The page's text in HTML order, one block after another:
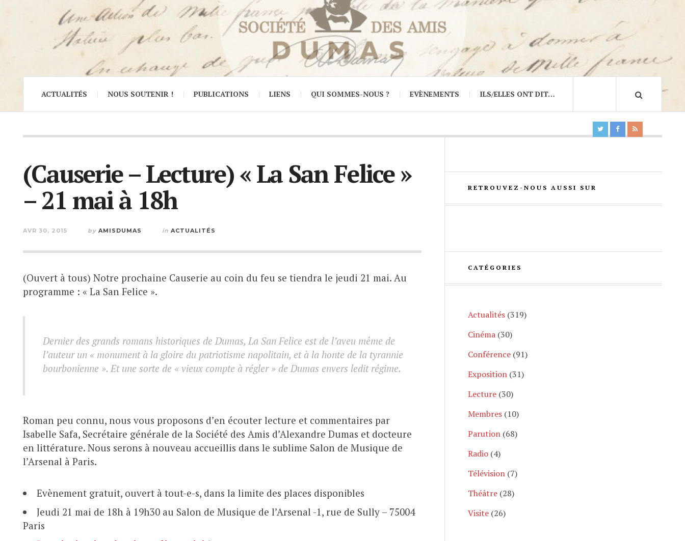
ACTUALITÉS NOUS SOUTENIR ! PUBLICATIONS LIENS QUI SOMMES-NOUS ? EVÈNEMENTS ILS/ELLES ONT DIT…
(Causerie – Lecture) « La San Felice »
– 21 mai à 18h
AVR 30, 2015 by AMISDUMAS in ACTUALITÉS
(Ouvert à tous) Notre prochaine Causerie au coin du feu se tiendra le jeudi 21 mai. Au
programme : « La San Felice ».
Dernier des grands romans historiques de Dumas, La San Felice est de l’aveu même de
l’auteur un « monument à la gloire du patriotisme napolitain, et à la honte de la tyrannie
bourbonienne ». Et une sorte de « vieux compte à régler » de Dumas envers ledit régime.
Roman peu connu, nous vous proposons d’en écouter lecture et commentaires par
Isabelle Safa, Secrétaire générale de la Société des Amis d’Alexandre Dumas et docteure
en littérature. Nous serons à nouveau accueillis dans le sublime Salon de Musique de
l’Arsenal à Paris.
Evènement gratuit, ouvert à tout-e-s, dans la limite des places disponibles
Jeudi 21 mai de 18h à 19h30 au Salon de Musique de l’Arsenal -1, rue de Sully – 75004
Paris
RETROUVEZ-NOUS AUSSI SUR
CATÉGORIES
Actualités(319)
Cinéma(30)
Conférence(91)
Exposition(31)
Lecture(30)
Membres(10)
Parution(68)
Radio(4)
Télévision(7)
Théâtre(28)
Visite(26)